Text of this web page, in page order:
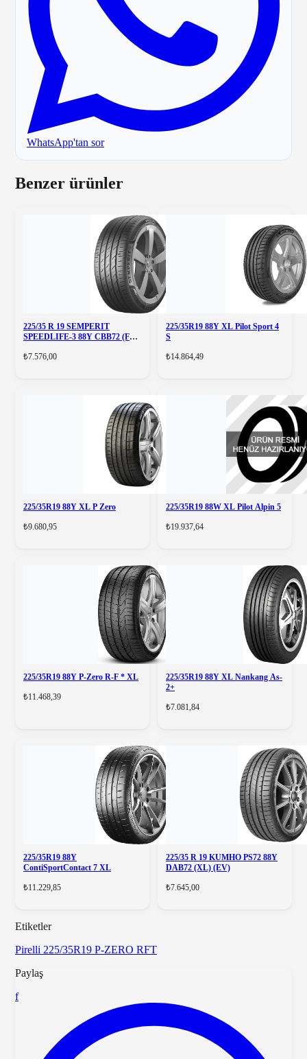
WhatsApp'tan sor
Benzer ürünler
225/35 R 19 SEMPERIT
SPEEDLIFE-3 88Y CBB72 (FR)
₺7.576,00
225/35R19 88Y XL Pilot Sport 4
S
₺14.864,49
225/35R19 88Y XL P Zero
₺9.680,95
225/35R19 88W XL Pilot Alpin 5
₺19.937,64
225/35R19 88Y P-Zero R-F * XL
₺11.468,39
225/35R19 88Y XL Nankang As-
2+
₺7.081,84
225/35R19 88Y
ContiSportContact 7 XL
₺11.229,85
225/35 R 19 KUMHO PS72 88Y
DAB72 (XL) (EV)
₺7.645,00
Etiketler
Pirelli 225/35R19 P-ZERO RFT
Paylaş
f